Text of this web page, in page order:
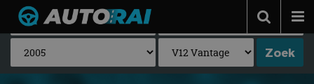
Autonieuws
Podcast